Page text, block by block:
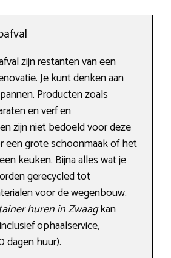
zijn restanten van een
Je kunt denken aan
Producten zoals
en verf en
zijn niet bedoeld voor deze
een grote schoonmaak of het
keuken. Bijna alles wat je
gerecycled tot
voor de wegenbouw.
huren in Zwaagkan
ophaalservice,
dagen huur).